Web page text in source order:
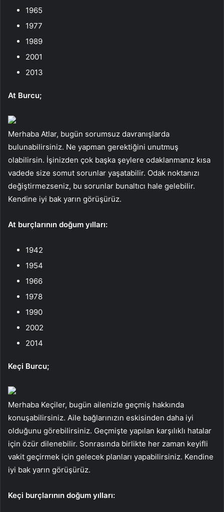
1965
1977
1989
2001
2013
At Burcu;
Merhaba Atlar, bugün sorumsuz davranışlarda
bulunabilirsiniz. Ne yapman gerektiğini unutmuş
olabilirsin. İşinizden çok başka şeylere odaklanmanız kısa
vadede size somut sorunlar yaşatabilir. Odak noktanızı
değiştirmezseniz, bu sorunlar bunaltıcı hale gelebilir.
Kendine iyi bak yarın görüşürüz.
At burçlarının doğum yılları:
1942
1954
1966
1978
1990
2002
2014
Keçi Burcu;
Merhaba Keçiler, bugün ailenizle geçmiş hakkında
konuşabilirsiniz. Aile bağlarınızın eskisinden daha iyi
olduğunu görebilirsiniz. Geçmişte yapılan karşılıklı hatalar
için özür dilenebilir. Sonrasında birlikte her zaman keyifli
vakit geçirmek için gelecek planları yapabilirsiniz. Kendine
iyi bak yarın görüşürüz.
Keçi burçlarının doğum yılları: